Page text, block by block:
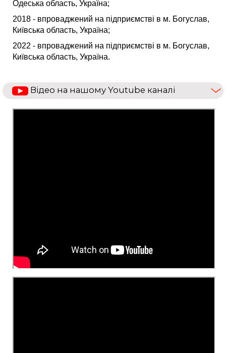
Одеська область, Україна;
2018 - впроваджений на підприємстві в м. Богуслав,
Київська область, Україна;
2022 - впроваджений на підприємстві в м. Богуслав,
Київська область, Україна.
Відео на нашому Youtube каналі